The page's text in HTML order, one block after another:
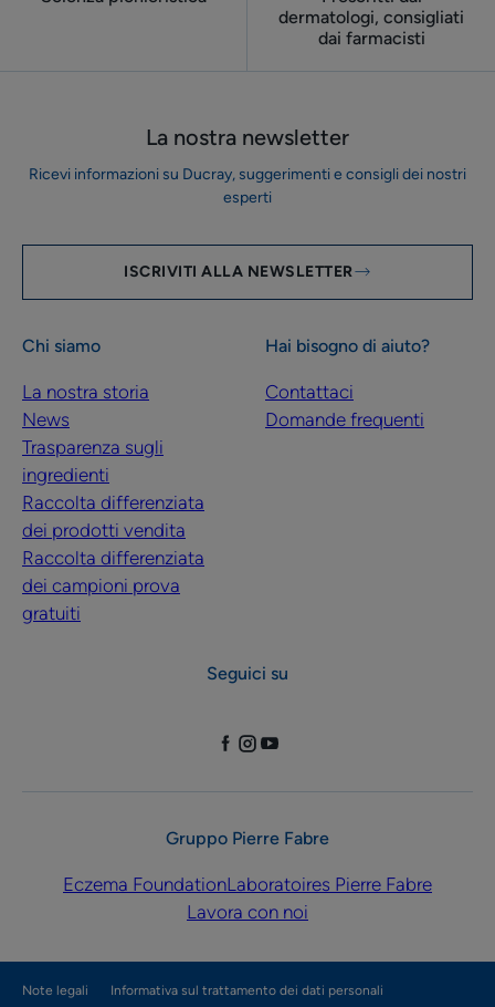
dermatologi, consigliati
dai farmacisti
La nostra newsletter
Ricevi informazioni su Ducray, suggerimenti e consigli dei nostri
esperti
ISCRIVITI ALLA NEWSLETTER
Chi siamo
La nostra storia
News
Trasparenza sugli
ingredienti
Raccolta differenziata
dei prodotti vendita
Raccolta differenziata
dei campioni prova
gratuiti
Hai bisogno di aiuto?
Contattaci
Domande frequenti
Seguici su
Gruppo Pierre Fabre
Eczema FoundationLaboratoires Pierre Fabre
Lavora con noi
Note legali
Informativa sul trattamento dei dati personali